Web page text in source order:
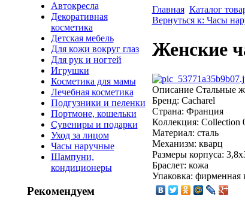
Автокресла
Декоративная
косметика
Детская мебель
Для кожи вокруг глаз
Для рук и ногтей
Игрушки
Косметика для мамы
Лечебная косметика
Подгузники и пеленки
Портмоне, кошельки
Сувениры и подарки
Уход за лицом
Часы наручные
Шампуни,
кондиционеры
Рекомендуем
Главная Каталог
Вернуться к: Часы
Женские
ОписаниеСтальные
Бренд: Cacharel
Страна: Франция
Коллекция: Collection
Материал: сталь
Механизм: кварц
Размеры корпуса:
Браслет: кожа
Упаковка: фирменная